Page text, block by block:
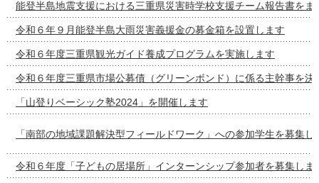
能登半島地震支援における三重県災害時学校支援チーム報告書をま
令和６年９月能登半島大雨災害義援金の募金箱を設置します
令和６年度三重県観光ガイド養成プログラムを実施します
令和６年度三重県市場公募債（グリーンボンド）に係る主幹事を決
「山登りベーシック塾2024」を開催します
「南部の地域課題解決型フィールドワーク」への参加学生を募集し
令和６年度「子どもの居場所」インターンシップ参加者を募集しま